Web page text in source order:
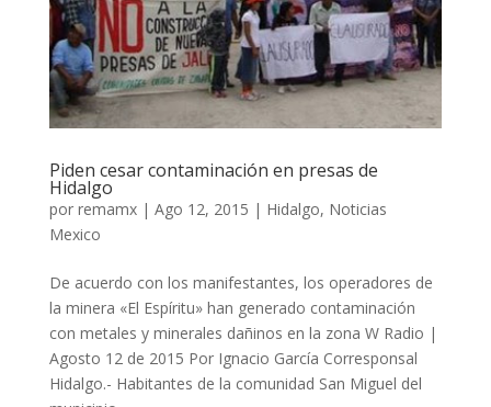
Piden cesar contaminación en presas de
Hidalgo
por remamx| Ago 12, 2015 | Hidalgo, Noticias
Mexico
De acuerdo con los manifestantes, los operadores de
la minera «El Espíritu» han generado contaminación
con metales y minerales dañinos en la zona W Radio |
Agosto 12 de 2015 Por Ignacio García Corresponsal
Hidalgo.- Habitantes de la comunidad San Miguel del